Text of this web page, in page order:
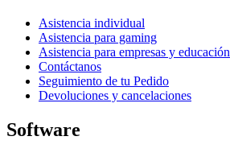
Asistencia individual
Asistencia para gaming
Asistencia para empresas y educación
Contáctanos
Seguimiento de tu Pedido
Devoluciones y cancelaciones
Software